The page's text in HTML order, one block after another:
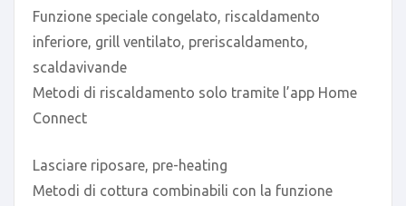
Funzione speciale congelato, riscaldamento
inferiore, grill ventilato, preriscaldamento,
scaldavivande
Metodi di riscaldamento solo tramite l’app Home
Connect
Lasciare riposare, pre-heating
Metodi di cottura combinabili con la funzione